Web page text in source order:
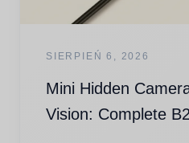
SIERPIEŃ 6, 2026
Mini Hidden
Vision: Complete